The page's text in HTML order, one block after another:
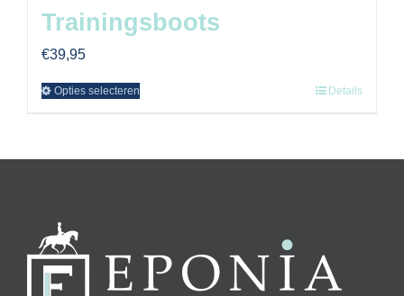
Trainingsboots
€39,95
Opties selecteren Details